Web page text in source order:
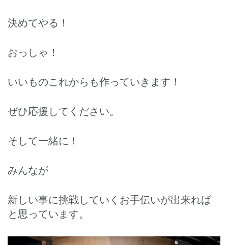
決めてやる！
おっしゃ！
いいものこれからも作っていきます！
ぜひ応援してください。
そして一緒に！
みんなが
新しい事に挑戦していくお手伝いが出来れば
と思っています。